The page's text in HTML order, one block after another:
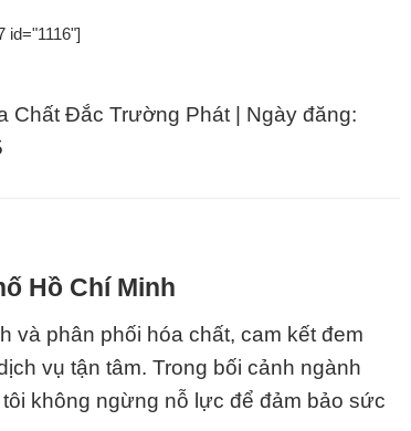
id="1116"]
Chất Đắc Trường Phát | Ngày đăng:
Hồ Chí Minh
và phân phối hóa chất, cam kết đem
vụ tận tâm. Trong bối cảnh ngành
không ngừng nỗ lực để đảm bảo sức